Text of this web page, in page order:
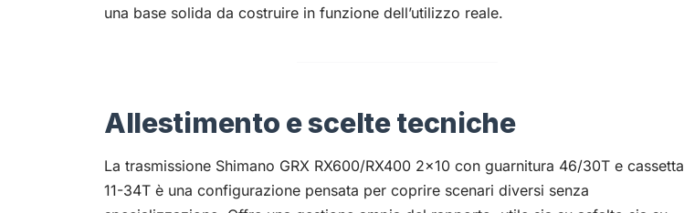
una base solida da costruire in funzione dell’utilizzo reale.
Allestimento e scelte tecniche
La trasmissione Shimano GRX RX600/RX400 2×10 con guarnitura 46/30T e cassetta
11-34T è una configurazione pensata per coprire scenari diversi senza